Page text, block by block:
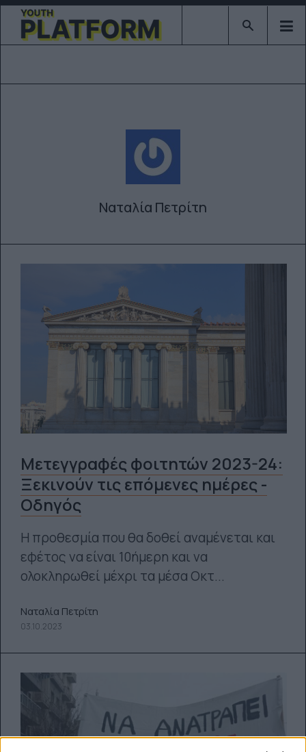
Type 2 or
Ναταλία Πετρίτη
Μετεγγραφές φοιτητών 2023-24:
Ξεκινούν τις επόμενες ημέρες -
Οδηγός
Η προθεσμία που θα δοθεί αναμένεται και
εφέτος να είναι 10ήμερη και να
ολοκληρωθεί μέχρι τα μέσα Οκτ...
Ναταλία Πετρίτη
03.10.2023